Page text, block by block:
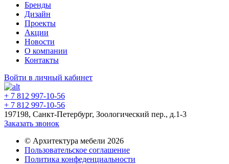
Бренды
Дизайн
Проекты
Акции
Новости
О компании
Контакты
Войти в личный кабинет
+ 7 812 997-10-56
+ 7 812 997-10-56
197198, Санкт-Петербург, Зоологический пер., д.1-3
Заказать звонок
© Архитектура мебели 2026
Пользовательское соглашение
Политика конфеденциальности